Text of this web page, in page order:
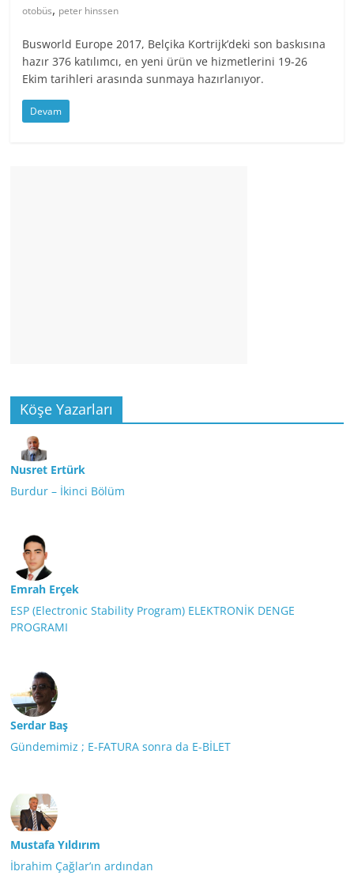
otobüs, peter hinssen
Busworld Europe 2017, Belçika Kortrijk’deki son baskısına
hazır 376 katılımcı, en yeni ürün ve hizmetlerini 19-26
Ekim tarihleri arasında sunmaya hazırlanıyor.
Devam
Köşe Yazarları
Nusret Ertürk
Burdur – İkinci Bölüm
Emrah Erçek
ESP (Electronic Stability Program) ELEKTRONİK DENGE
PROGRAMI
Serdar Baş
Gündemimiz ; E-FATURA sonra da E-BİLET
Mustafa Yıldırım
İbrahim Çağlar’ın ardından